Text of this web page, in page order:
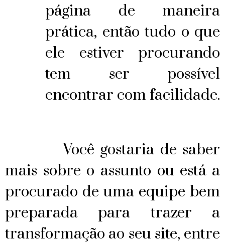
página de maneira
prática, então tudo o que
ele estiver procurando
tem ser possível
encontrar com facilidade.
Você gostaria de saber
mais sobre o assunto ou está a
procurado de uma equipe bem
preparada para trazer a
transformação ao seu site, entre